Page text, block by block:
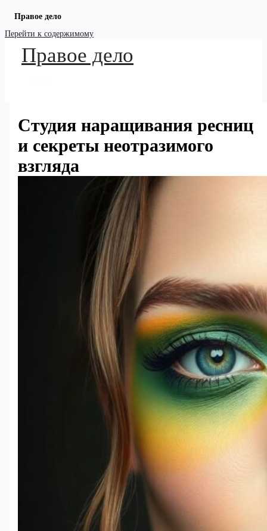
Правое дело
Перейти к содержимому
Правое дело
Студия наращивания ресниц
и секреты неотразимого
взгляда